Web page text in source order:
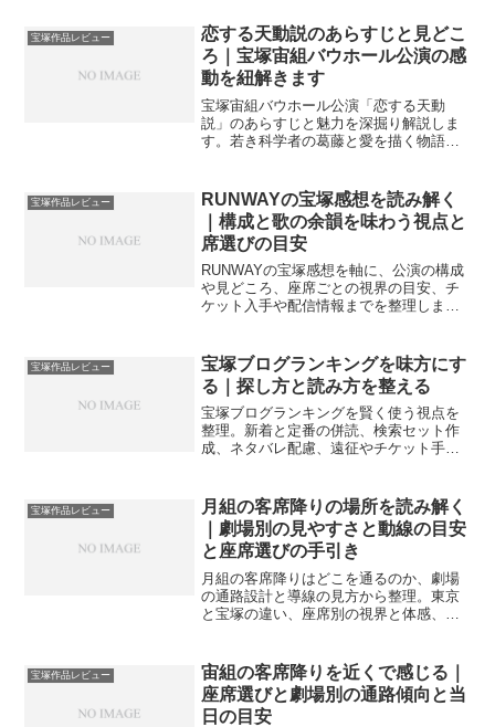
方も提案します。
宝塚作品レビュー
恋する天動説のあらすじと見どこ
ろ｜宝塚宙組バウホール公演の感
動を紐解きます
宝塚宙組バウホール公演「恋する天動
説」のあらすじと魅力を深掘り解説しま
す。若き科学者の葛藤と愛を描く物語の
前に知っておきたい作品の世界観や見ど
ころを凝縮してお届けするファン必見の
記事です。
宝塚作品レビュー
RUNWAYの宝塚感想を読み解く
｜構成と歌の余韻を味わう視点と
席選びの目安
RUNWAYの宝塚感想を軸に、公演の構成
や見どころ、座席ごとの視界の目安、チ
ケット入手や配信情報までを整理しま
宝塚作品レビュー
宝塚ブログランキングを味方にす
る｜探し方と読み方を整える
宝塚ブログランキングを賢く使う視点を
整理。新着と定番の併読、検索セット作
成、ネタバレ配慮、遠征やチケット手配
宝塚作品レビュー
月組の客席降りの場所を読み解く
｜劇場別の見やすさと動線の目安
と座席選びの手引き
月組の客席降りはどこを通るのか、劇場
の通路設計と導線の見方から整理。東京
と宝塚の違い、座席別の視界と体感、チ
宝塚作品レビュー
宙組の客席降りを近くで感じる｜
座席選びと劇場別の通路傾向と当
日の目安